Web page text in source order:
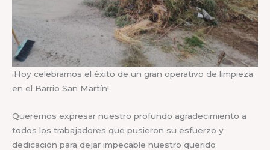
¡Hoy celebramos el éxito de un gran operativo de limpieza
en el Barrio San Martín!
Queremos expresar nuestro profundo agradecimiento a
todos los trabajadores que pusieron su esfuerzo y
dedicación para dejar impecable nuestro querido